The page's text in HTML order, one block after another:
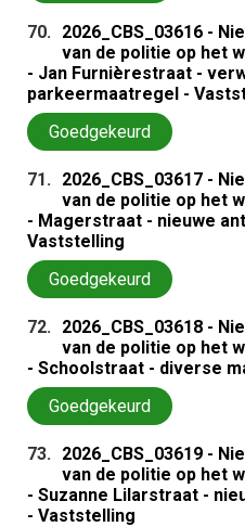
70. 2026_CBS_03616 -
van de politie op het
- Jan Furnièrestraat -
parkeermaatregel -
Goedgekeurd
71. 2026_CBS_03617 -
van de politie op het
- Magerstraat - nieuwe
Vaststelling
Goedgekeurd
72. 2026_CBS_03618 -
van de politie op het
- Schoolstraat - diverse
Goedgekeurd
73. 2026_CBS_03619 -
van de politie op het
- Suzanne Lilarstraat -
- Vaststelling